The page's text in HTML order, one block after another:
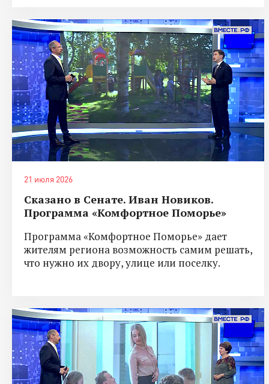
21 июля 2026
Сказано в Сенате. Иван Новиков.
Программа «Комфортное Поморье»
Программа «Комфортное Поморье» дает
жителям региона возможность самим решать,
что нужно их двору, улице или поселку.